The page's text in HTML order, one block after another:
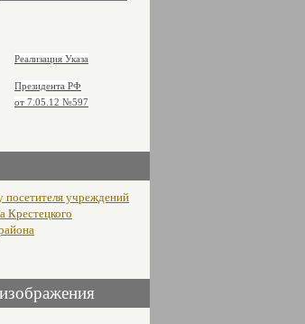
Реализация Указа
Президента РФ
от 7.05.12 №597
посетителя учреждений
Крестецкого